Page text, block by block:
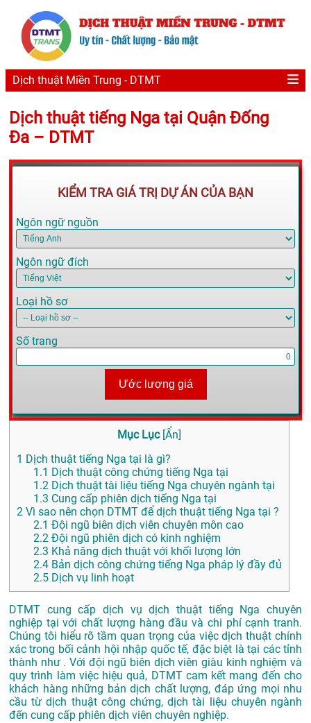
Dịch thuật Miền Trung - DTMT
Dịch thuật tiếng Nga tại Quận Đống
Đa – DTMT
KIỂM TRA GIÁ TRỊ DỰ ÁN CỦA BẠN
Ngôn ngữ nguồn
Ngôn ngữ đích
Loại hồ sơ
Số trang
Ước lượng giá
Mục Lục [Ẩn]
1 Dịch thuật tiếng Nga tại là gì?
1.1 Dịch thuật công chứng tiếng Nga tại
1.2 Dịch thuật tài liệu tiếng Nga chuyên ngành tại
1.3 Cung cấp phiên dịch tiếng Nga tại
2 Vì sao nên chọn DTMT để dịch thuật tiếng Nga tại ?
2.1 Đội ngũ biên dịch viên chuyên môn cao
2.2 Đội ngũ phiên dịch có kinh nghiệm
2.3 Khả năng dịch thuật với khối lượng lớn
2.4 Bản dịch công chứng tiếng Nga pháp lý đầy đủ
2.5 Dịch vụ linh hoạt
DTMT cung cấp dịch vụ dịch thuật tiếng Nga chuyên
nghiệp tại với chất lượng hàng đầu và chi phí cạnh tranh.
Chúng tôi hiểu rõ tầm quan trọng của việc dịch thuật chính
xác trong bối cảnh hội nhập quốc tế, đặc biệt là tại các tỉnh
thành như . Với đội ngũ biên dịch viên giàu kinh nghiệm và
quy trình làm việc hiệu quả, DTMT cam kết mang đến cho
khách hàng những bản dịch chất lượng, đáp ứng mọi nhu
cầu từ dịch thuật công chứng, dịch tài liệu chuyên ngành
đến cung cấp phiên dịch viên chuyên nghiệp.